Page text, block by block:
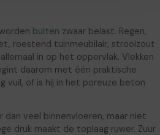
buiten zwaar belast. Regen,
roestend tuinmeubilair, strooizout
in op het oppervlak. Vlekken
daarom met één praktische
vuil, of is hij in het poreuze beton
dan veel binnenvloeren, maar niet
druk maakt de toplaag ruwer. Zuur